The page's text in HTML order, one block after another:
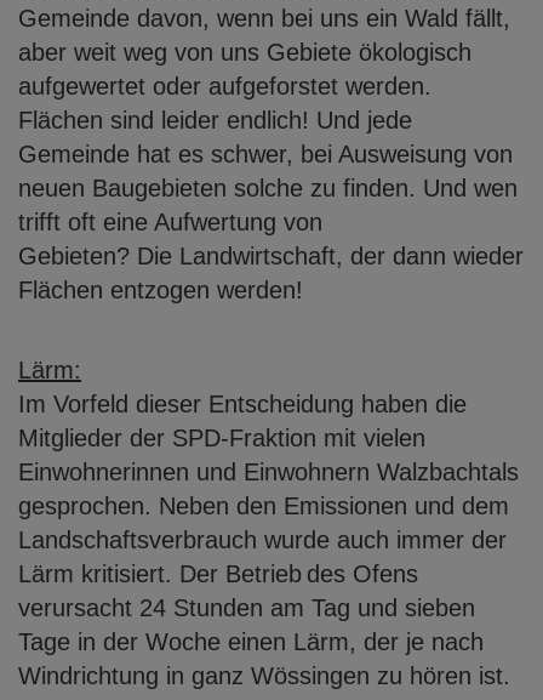
Gemeinde davon, wenn bei uns ein Wald fällt,
aber weit weg von uns Gebiete ökologisch
aufgewertet oder aufgeforstet werden.
Flächen sind leider endlich! Und jede
Gemeinde hat es schwer, bei Ausweisung von
neuen Baugebieten solche zu finden. Und wen
trifft oft eine Aufwertung von
Gebieten? Die Landwirtschaft, der dann wieder
Flächen entzogen werden!
Lärm:
Im Vorfeld dieser Entscheidung haben die
Mitglieder der SPD-Fraktion mit vielen
Einwohnerinnen und Einwohnern Walzbachtals
gesprochen. Neben den Emissionen und dem
Landschaftsverbrauch wurde auch immer der
Lärm kritisiert. Der Betrieb des Ofens
verursacht 24 Stunden am Tag und sieben
Tage in der Woche einen Lärm, der je nach
Windrichtung in ganz Wössingen zu hören ist.